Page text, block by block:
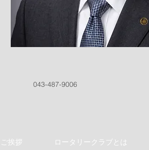
043-487-9006
ご挨拶 ロータリークラブとは